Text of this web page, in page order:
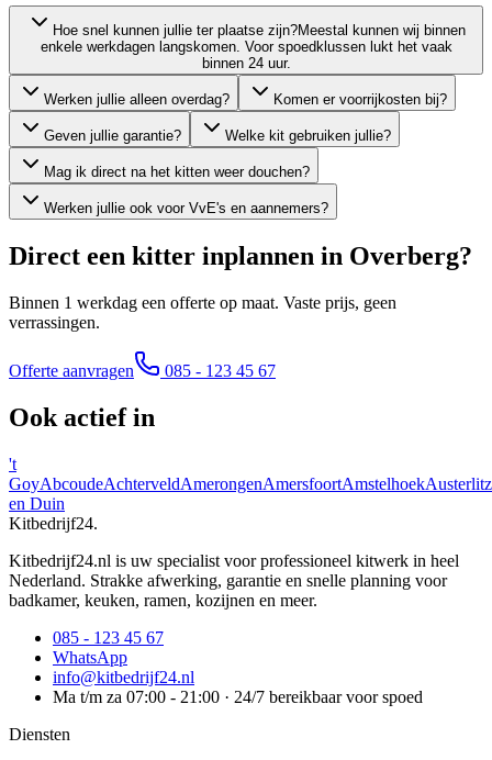
Hoe snel kunnen jullie ter plaatse zijn?Meestal kunnen wij binnen
enkele werkdagen langskomen. Voor spoedklussen lukt het vaak
binnen 24 uur.
Werken jullie alleen overdag? Komen er voorrijkosten bij?
Geven jullie garantie? Welke kit gebruiken jullie?
Mag ik direct na het kitten weer douchen?
Werken jullie ook voor VvE's en aannemers?
Direct een kitter inplannen in Overberg?
Binnen 1 werkdag een offerte op maat. Vaste prijs, geen
verrassingen.
Offerte aanvragen 085 - 123 45 67
Ook actief in
't
GoyAbcoudeAchterveldAmerongenAmersfoortAmstelhoekAusterlitz
en Duin
Kitbedrijf24.
Kitbedrijf24.nl is uw specialist voor professioneel kitwerk in heel
Nederland. Strakke afwerking, garantie en snelle planning voor
badkamer, keuken, ramen, kozijnen en meer.
085 - 123 45 67
WhatsApp
info@kitbedrijf24.nl
Ma t/m za 07:00 - 21:00 · 24/7 bereikbaar voor spoed
Diensten